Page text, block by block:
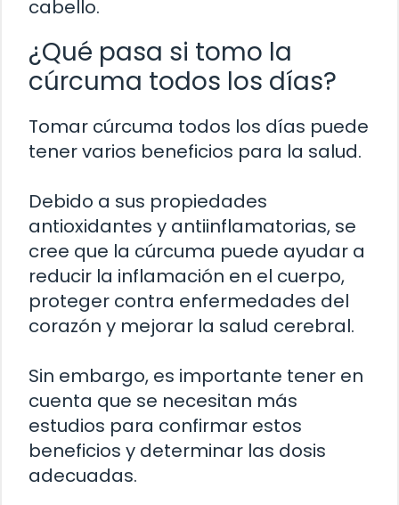
cabello.
¿Qué pasa si tomo la
cúrcuma todos los días?
Tomar cúrcuma todos los días puede
tener varios beneficios para la salud.
Debido a sus propiedades
antioxidantes y antiinflamatorias, se
cree que la cúrcuma puede ayudar a
reducir la inflamación en el cuerpo,
proteger contra enfermedades del
corazón y mejorar la salud cerebral.
Sin embargo, es importante tener en
cuenta que se necesitan más
estudios para confirmar estos
beneficios y determinar las dosis
adecuadas.